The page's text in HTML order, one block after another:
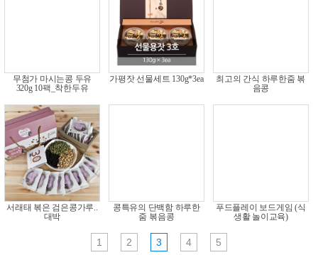
무첨가 마시는콩 두유
320g 10팩_착한두유
가평잣 선물세트 130g*3ea
최고의 간식 하루한줌 볶
음콩
서래태 볶은 검은콩가루..
대박
콩특유의 단백함 하루한
줌 볶음콩
푸드플레이 보드게임 (식
생활 놀이교육)
1 2 3 4 5